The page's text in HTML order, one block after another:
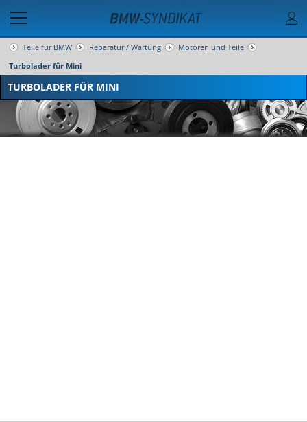
Teile für BMW Reparatur / Wartung
Motoren und Teile
Turbolader für Mini
TURBOLADER FÜR MINI